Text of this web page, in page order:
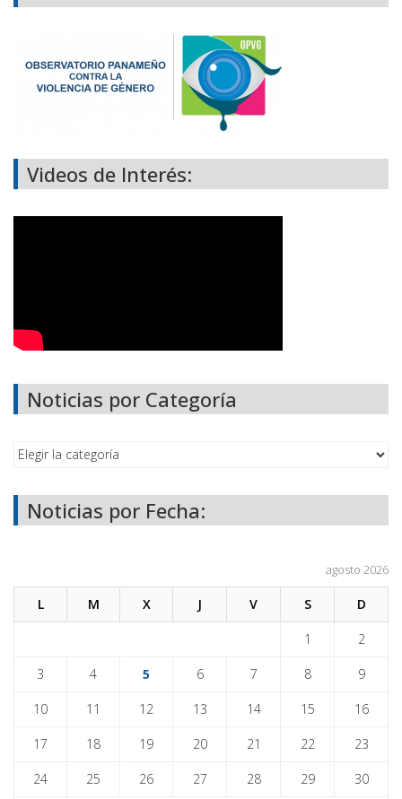
Videos de Interés:
Noticias por Categoría
Noticias por Fecha:
agosto 2026
L M X J V S D
1 2
3 4 5 6 7 8 9
10 11 12 13 14 15 16
17 18 19 20 21 22 23
24 25 26 27 28 29 30